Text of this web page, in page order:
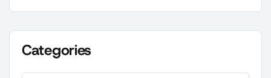
Categories